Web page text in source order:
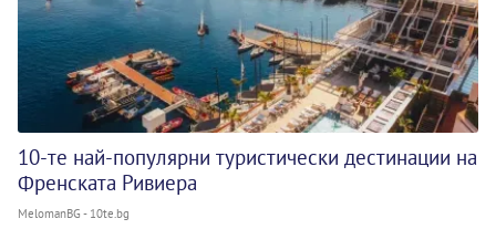
10-те най-популярни туристически дестинации на
Френската Ривиера
MelomanBG - 10te.bg